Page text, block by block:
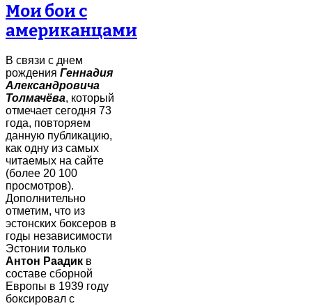
Мои бои с
американцами
В связи с днем
рождения Геннадия
Александровича
Толмачёва, который
отмечает сегодня 73
года, повторяем
данную публикацию,
как одну из самых
читаемых на сайте
(более 20 100
просмотров).
Дополнительно
отметим, что из
эстонских боксеров в
годы независимости
Эстонии только
Антон Раадик в
составе сборной
Европы в 1939 году
боксировал с